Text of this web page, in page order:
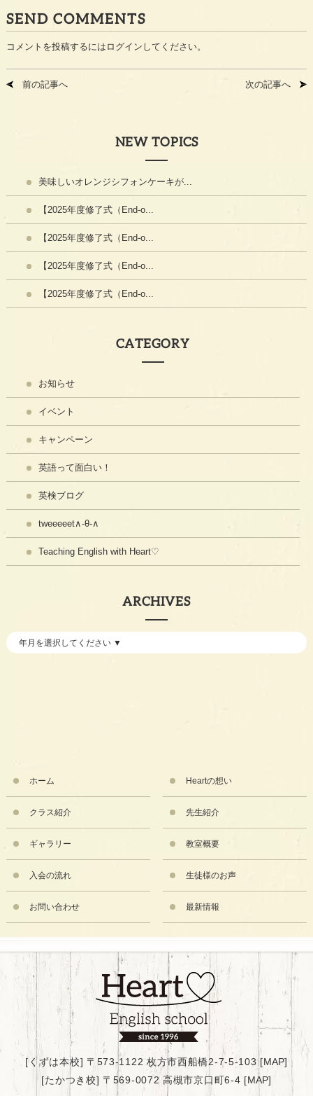
SEND COMMENTS
コメントを投稿するには ログイン してください。
前の記事へ 次の記事へ
NEW TOPICS
美味しいオレンジシフォンケーキが...
【2025年度修了式（End-o...
【2025年度修了式（End-o...
【2025年度修了式（End-o...
【2025年度修了式（End-o...
CATEGORY
お知らせ
イベント
キャンペーン
英語って面白い！
英検ブログ
tweeeeet∧-θ-∧
Teaching English with Heart♡
ARCHIVES
ホーム Heartの想い
クラス紹介 先生紹介
ギャラリー 教室概要
入会の流れ 生徒様のお声
お問い合わせ 最新情報
[くずは本校] 〒573-1122 枚方市西船橋2-7-5-103 [MAP]
[たかつき校] 〒569-0072 高槻市京口町6-4 [MAP]